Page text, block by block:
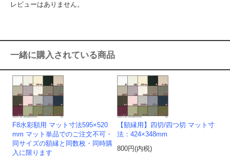
レビューはありません。
一緒に購入されている商品
F8水彩額用 マット寸法595×520
mm マット単品でのご注文不可・
同サイズの額縁と同数枚・同時購
入に限ります
【額縁用】四切/四つ切 マット寸
法：424×348mm
800円(内税)